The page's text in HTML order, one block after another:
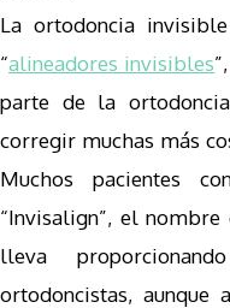
La ortodoncia
“alineadores invisibles
parte de la
corregir muchas más
Muchos pacientes
“Invisalign”, el
lleva
ortodoncistas, aunque